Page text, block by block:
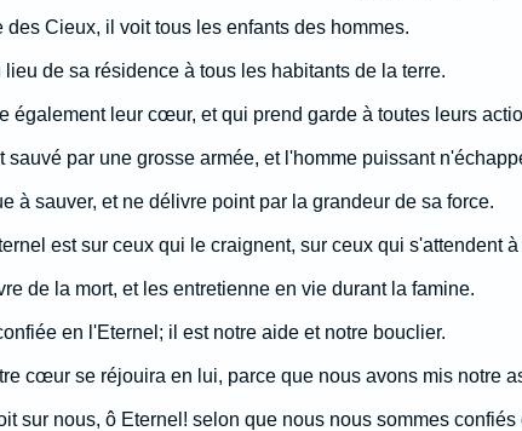
des Cieux, il voit tous les enfants des hommes.
lieu de sa résidence à tous les habitants de la terre.
également leur cœur, et qui prend garde à toutes leurs
sauvé par une grosse armée, et l'homme puissant
à sauver, et ne délivre point par la grandeur de sa force.
est sur ceux qui le craignent, sur ceux qui s'attendent à
de la mort, et les entretienne en vie durant la famine.
en l'Eternel; il est notre aide et notre bouclier.
cœur se réjouira en lui, parce que nous avons mis notre
sur nous, ô Eternel! selon que nous nous sommes confiés